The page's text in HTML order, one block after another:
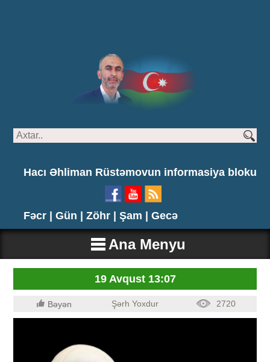
Hacı Əhliman Rüstəmovun informasiya bloku
Fəcr | Gün | Zöhr | Şam | Gecə
Ana Menyu
19 Avqust 13:07
Bəyən Şərh Yoxdur 2720